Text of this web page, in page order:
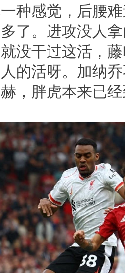
种感觉，后腰
了。进攻没人
没干过这活，
的活呀。加纳
，胖虎本来已